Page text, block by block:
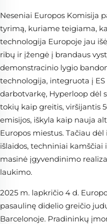
Neseniai Europos Komisija
tyrimą, kuriame teigiama,
technologija Europoje jau
ribų ir įžengė į brandaus
demonstracinio lygio
technologija, integruota į
darbotvarkę, Hyperloop dėl
tokių kaip greitis, viršijantis
emisijos, iškyla kaip nauja
Europos miestus. Tačiau
išlaidos, techniniai
masinė įgyvendinimo
laukimo.
2025 m. lapkričio 4 d.
pasaulinę didelio greičio
Barcelonoje. Pradininkų